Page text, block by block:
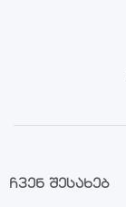
ჩვენ შესახებ